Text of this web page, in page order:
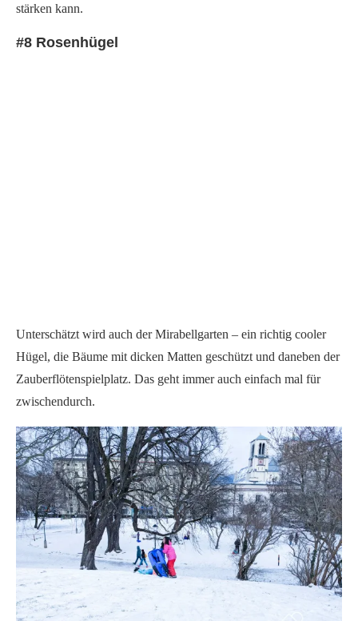
stärken kann.
#8 Rosenhügel
Unterschätzt wird auch der Mirabellgarten – ein richtig cooler
Hügel, die Bäume mit dicken Matten geschützt und daneben der
Zauberflötenspielplatz. Das geht immer auch einfach mal für
zwischendurch.